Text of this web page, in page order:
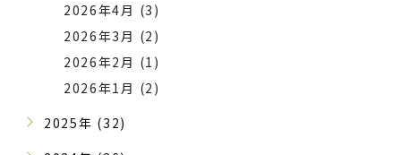
2026年4月 (3)
2026年3月 (2)
2026年2月 (1)
2026年1月 (2)
2025年 (32)